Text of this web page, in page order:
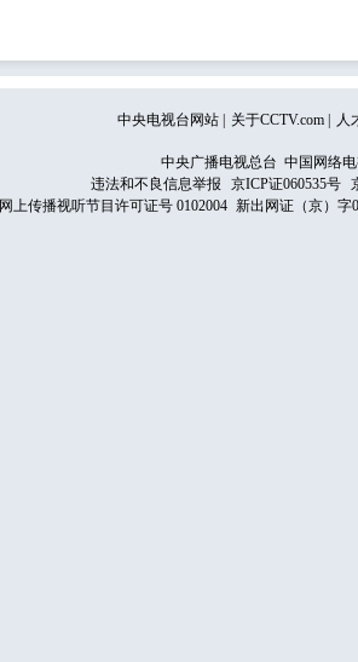
中央电视台网站 关于CCTV.com 人
中央广播电视总台 中国网络
违法和不良信息举报
京ICP证060535号
网上传播视听节目许可证号 0102004 新出网证（京）